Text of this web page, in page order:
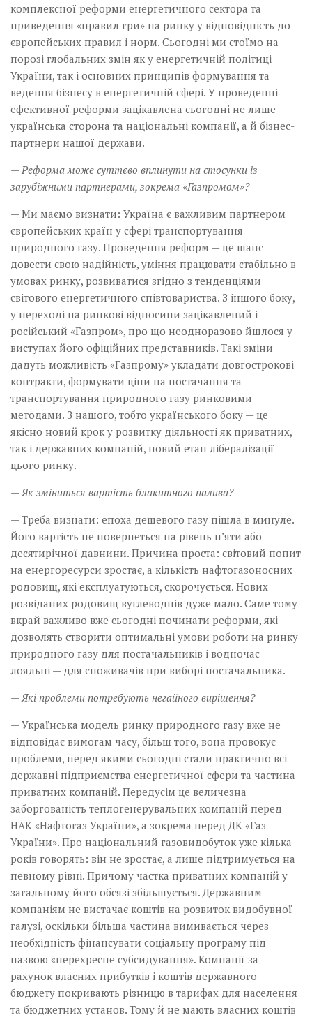
комплексної реформи енергетичного сектора та
приведення «правил гри» на ринку у відповідність до
європейських правил і норм. Сьогодні ми стоїмо на
порозі глобальних змін як у енергетичній політиці
України, так і основних принципів формування та
ведення бізнесу в енергетичній сфері. У проведенні
ефективної реформи зацікавлена сьогодні не лише
українська сторона та національні компанії, а й бізнес-
партнери нашої держави.
— Реформа може суттєво вплинути на стосунки із
зарубіжними партнерами, зокрема «Газпромом»?
— Ми маємо визнати: Україна є важливим партнером
європейських країн у сфері транспортування
природного газу. Проведення реформ — це шанс
довести свою надійність, уміння працювати стабільно в
умовах ринку, розвиватися згідно з тенденціями
світового енергетичного співтовариства. З іншого боку,
у переході на ринкові відносини зацікавлений і
російський «Газпром», про що неодноразово йшлося у
виступах його офіційних представників. Такі зміни
дадуть можливість «Газпрому» укладати довгострокові
контрак­ти, формувати ціни на постачання та
транспортування природного газу ринковими
методами. З нашого, тобто українського боку — це
якісно новий крок у розвитку діяльності як приватних,
так і державних компаній, новий етап лібералізації
цього ринку.
— Як зміниться вартість блакитного палива?
— Треба визнати: епоха дешевого газу пішла в минуле.
Його вартість не повернеться на рівень п’яти або
десятирічної давнини. Причина проста: світовий попит
на енергоресурси зростає, а кількість нафтогазоносних
родовищ, які експлуатуються, скорочується. Нових
розвіданих родовищ вуглеводнів дуже мало. Саме тому
вкрай важливо вже сьогодні починати реформи, які
дозволять створити оптимальні умови роботи на ринку
природного газу для постачальників і водночас
лояльні — для споживачів при виборі постачальника.
— Які проблеми потребують негайного вирішення?
— Українська модель ринку природного газу вже не
відповідає вимогам часу, більш того, вона провокує
проблеми, перед якими сьогодні стали практично всі
державні підприємства енергетичної сфери та частина
приватних компаній. Передусім це величезна
заборгованість тепло­генерувальних компаній перед
НАК «Нафтогаз України», а зокрема перед ДК «Газ
України». Про національний газовидобуток уже кілька
років говорять: він не зростає, а лише підтримується на
певному рівні. Причому частка приватних компаній у
загальному його обсязі збільшується. Державним
компаніям не вистачає коштів на розвиток видобувної
галузі, оскільки більша частина вимивається через
необхідність фінансувати соціальну програму під
назвою «перехресне субсидування». Компанії за
рахунок власних прибутків і коштів державного
бюджету покривають різницю в тарифах для населення
та бюджетних установ. Тому й не мають власних коштів